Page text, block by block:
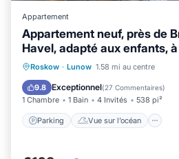
Appartement
Appartement neuf, près de
Havel, adapté aux enfants,
Roskow · Lunow 1.58 mi au centre
9.8 Exceptionnel(27 Commentaires)
1 Chambre 1 Bain 4 Invités 538 pi²
Parking Vue sur l’océan
Parking
Vue sur l’océan
Balcon/Terrasse
Vue